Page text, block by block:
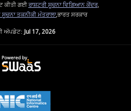
ਕੀਤੀ ਗਈਰਾਸ਼ਟਰੀ ਸੂਚਨਾ ਵਿਗਿਆਨ ਕੇਂਦਰ,
ਤਕਨੀਕੀ ਮੰਤਰਾਲਾ,ਭਾਰਤ ਸਰਕਾਰ
ਅੱਪਡੇਟ:Jul 17, 2026